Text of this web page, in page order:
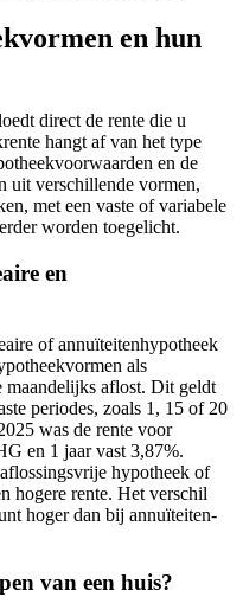
en hun
direct de rente die u
hangt af van het type
en de
uit verschillende vormen,
met een vaste of variabele
worden toegelicht.
en
of annuïteitenhypotheek
als
aflost. Dit geldt
periodes, zoals 1, 15 of 20
was de rente voor
en 1 jaar vast 3,87%.
hypotheek of
hogere rente. Het verschil
hoger dan bij annuïteiten-
van een huis?